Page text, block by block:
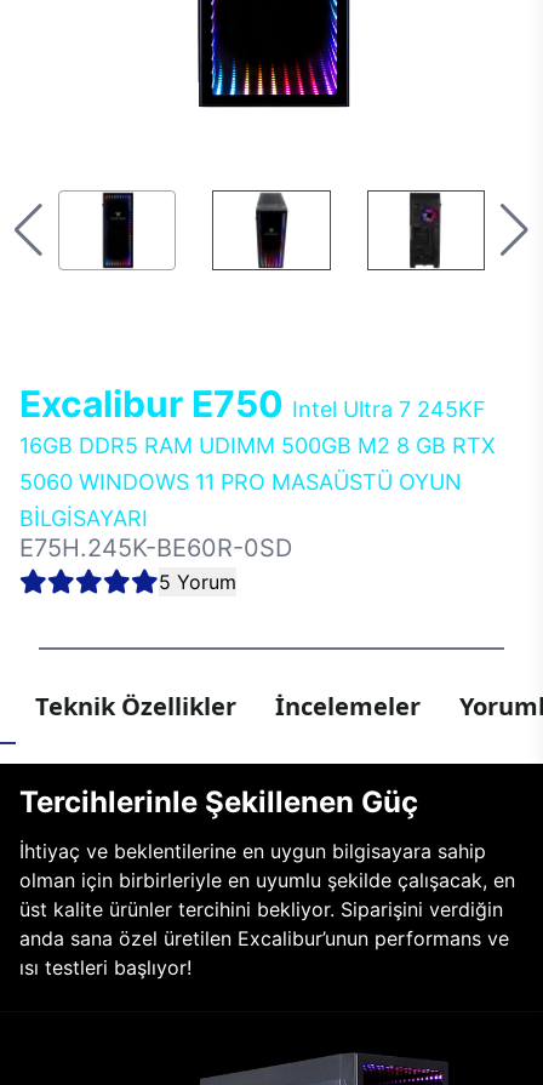
Excalibur E750 Intel Ultra 7 245KF
16GB DDR5 RAM UDIMM 500GB M2 8 GB RTX
5060 WINDOWS 11 PRO MASAÜSTÜ OYUN
BİLGİSAYARI
E75H.245K-BE60R-0SD
5 Yorum
Teknik Özellikler İncelemeler
Tercihlerinle Şekillenen Güç
İhtiyaç ve beklentilerine en uygun bilgisayara sahip
olman için birbirleriyle en uyumlu şekilde çalışacak, en
üst kalite ürünler tercihini bekliyor. Siparişini verdiğin
anda sana özel üretilen Excalibur’unun performans ve
ısı testleri başlıyor!